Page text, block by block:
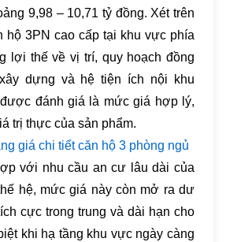
9,98 – 10,71 tỷ đồng. Xét trên
hộ 3PN cao cấp tại khu vực phía
lợi thế về vị trí, quy hoạch đồng
dựng và hệ tiện ích nội khu
đánh giá là mức giá hợp lý,
trị thực của sản phẩm.
giá chi tiết căn hộ 3 phòng ngủ
với nhu cầu an cư lâu dài của
hệ, mức giá này còn mở ra dư
cực trong trung và dài hạn cho
khi hạ tầng khu vực ngày càng